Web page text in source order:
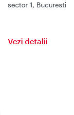
sector 1, Bucuresti
Vezi detalii